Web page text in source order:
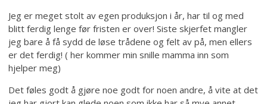
Jeg er meget stolt av egen produksjon i år, har til og med
blitt ferdig lenge før fristen er over! Siste skjerfet mangler
jeg bare å få sydd de løse trådene og felt av på, men ellers
er det ferdig! ( her kommer min snille mamma inn som
hjelper meg)
Det føles godt å gjøre noe godt for noen andre, å vite at det